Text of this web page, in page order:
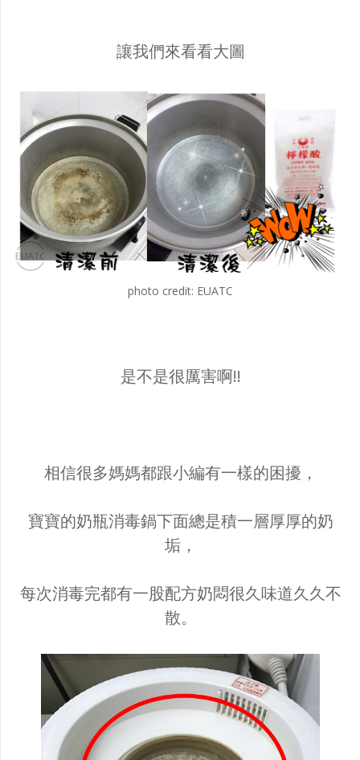
讓我們來看看大圖
photo credit: EUATC
是不是很厲害啊!!
相信很多媽媽都跟小編有一樣的困擾，
寶寶的奶瓶消毒鍋下面總是積一層厚厚的奶
垢，
每次消毒完都有一股配方奶悶很久味道久久不
散。